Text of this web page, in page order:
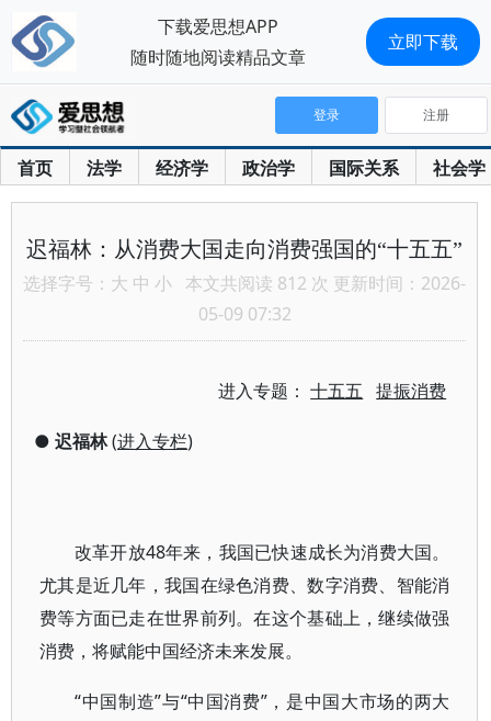
首页 法学 经济学 政治学 国际关系 社会学
登录 注册
迟福林：从消费大国走向消费强国的“十五五”
选择字号： 大 中 小 本文共阅读 812 次 更新时间：2026-
05-09 07:32
进入专题：十五五 提振消费
● 迟福林(进入专栏)
改革开放48年来，我国已快速成长为消费大国。
尤其是近几年，我国在绿色消费、数字消费、智能消
费等方面已走在世界前列。在这个基础上，继续做强
消费，将赋能中国经济未来发展。
“中国制造”与“中国消费”，是中国大市场的两大
下载爱思想APP
随时随地阅读精品文章
立即下载